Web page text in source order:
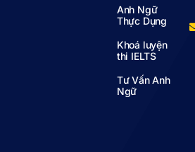
Anh Ngữ
Thực Dụng
Khoá luyện
thi IELTS
Tư Vấn Anh
Ngữ